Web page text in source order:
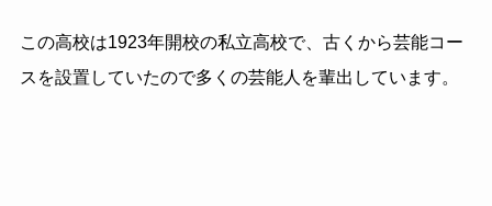
この高校は1923年開校の私立高校で、古くから芸能コー
スを設置していたので多くの芸能人を輩出しています。